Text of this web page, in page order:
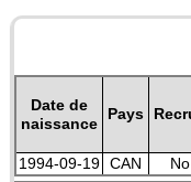
Date de
naissance
Pays
1994-09-19 CAN No